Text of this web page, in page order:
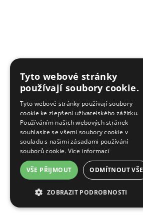
Tyto webové stránky
používají soubory cookie.
Tyto webové stránky používají soubory
cookie ke zlepšení uživatelského zážitku.
Používáním našich webových stránek
souhlasíte se všemi soubory cookie v
souladu s našimi zásadami používání
souborů cookie. Více informací
VŠE PŘIJMOUT ODMÍTNOUT VŠE
ZOBRAZIT PODROBNOSTI
NEZBYTNĚ NUTNÉ SOUBORY